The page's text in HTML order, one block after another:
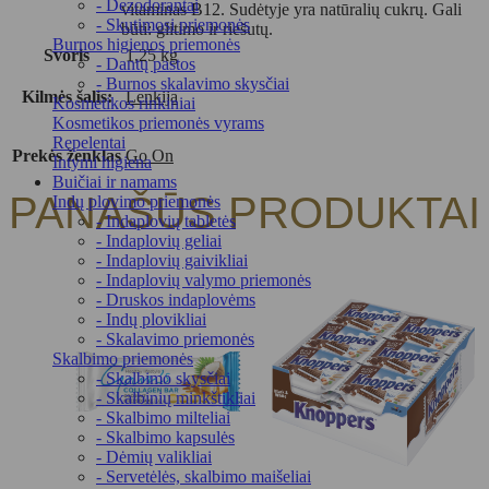
- Dezodorantai
- Skutimosi priemonės
Burnos higienos priemonės
- Dantų pastos
- Burnos skalavimo skysčiai
Kosmetikos rinkiniai
Kosmetikos priemonės vyrams
Repelentai
Intymi higiena
Buičiai ir namams
Indų plovimo priemonės
- Indaplovių tabletės
- Indaplovių geliai
- Indaplovių gaivikliai
- Indaplovių valymo priemonės
- Druskos indaplovėms
- Indų plovikliai
- Skalavimo priemonės
Skalbimo priemonės
- Skalbimo skysčiai
- Skalbinių minkštikliai
- Skalbimo milteliai
- Skalbimo kapsulės
- Dėmių valikliai
- Servetėlės, skalbimo maišeliai
vitaminas B12. Sudėtyje yra natūralių cukrų. Gali
būti: glitimo ir riešutų.
Svoris
1,25 kg
Kilmės šalis: Lenkija
Prekės ženklas Go On
PANAŠŪS PRODUKTAI